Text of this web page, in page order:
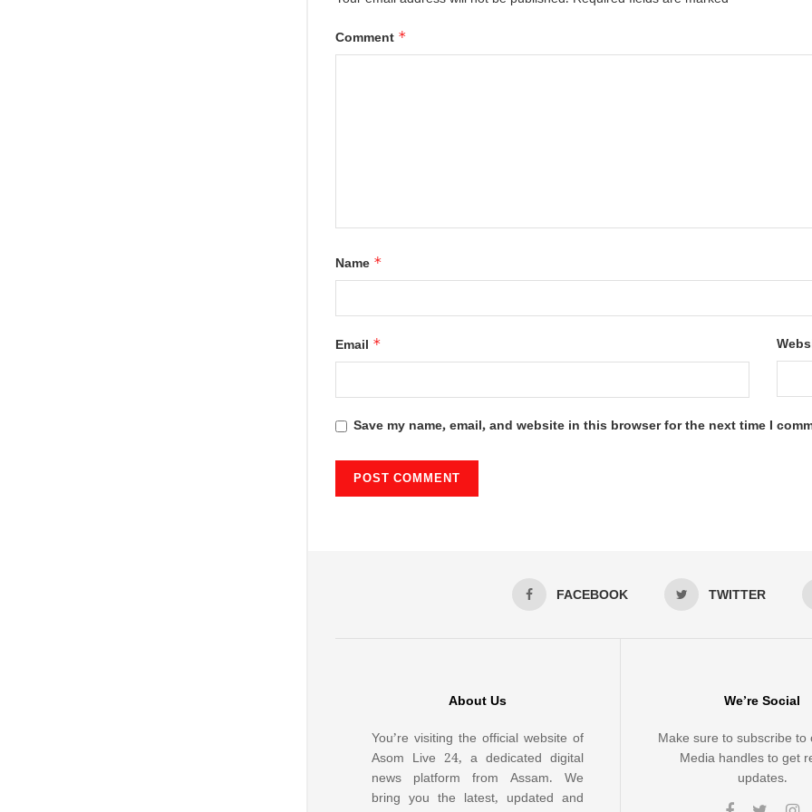
Comment *
Name *
Email *
Save my name, email, and website in this browser for the next time I
FACEBOOK TWITTER
About Us
You’re visiting the official website of
Asom Live 24, a dedicated digital
news platform from Assam. We
bring you the latest, updated and
We’re Social
Make sure to subscribe to
Media handles to get
updates.